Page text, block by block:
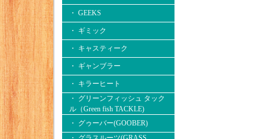
・ GEEKS
・ ギミック
・ キャスティーク
・ ギャンブラー
・ キラーヒート
・ グリーンフィッシュ タック
ル（Green fish TACKLE)
・ グゥーバー(GOOBER)